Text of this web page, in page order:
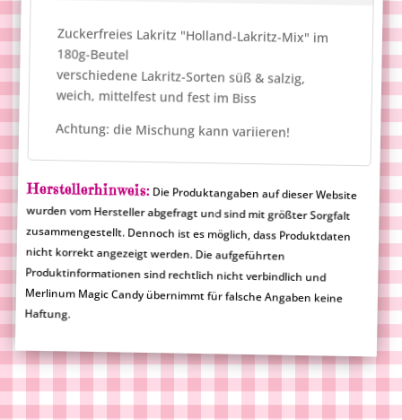
Zuckerfreies Lakritz "Holland-Lakritz-Mix" im
180g-Beutel
verschiedene Lakritz-Sorten süß & salzig,
weich, mittelfest und fest im Biss
Achtung: die Mischung kann variieren!
Herstellerhinweis:Die Produktangaben auf dieser Website
wurden vom Hersteller abgefragt und sind mit größter Sorgfalt
zusammengestellt. Dennoch ist es möglich, dass Produktdaten
nicht korrekt angezeigt werden. Die aufgeführten
Produktinformationen sind rechtlich nicht verbindlich und
Merlinum Magic Candy übernimmt für falsche Angaben keine
Haftung.